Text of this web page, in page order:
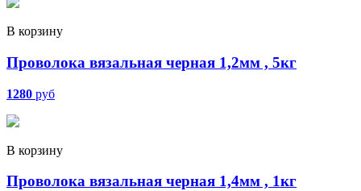
В корзину
Проволока вязальная черная 1,2мм , 5кг
1280 руб
В корзину
Проволока вязальная черная 1,4мм , 1кг